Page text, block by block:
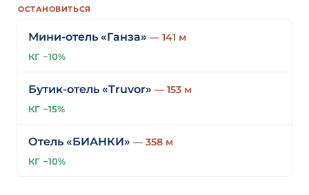
ОСТАНОВИТЬСЯ
Мини-отель «Ганза» — 141 м
КГ −10%
Бутик-отель «Truvor» — 153 м
КГ −15%
Отель «БИАНКИ» — 358 м
КГ −10%